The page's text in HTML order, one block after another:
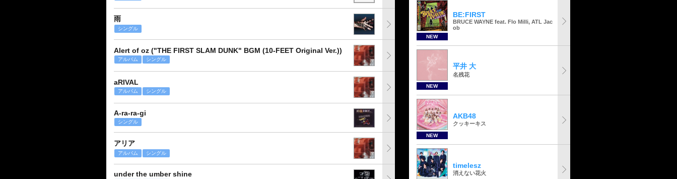
雨
シングル
Alert of oz ("THE FIRST SLAM DUNK" BGM (10-FEET Original Ver.))
アルバム シングル
aRIVAL
アルバム シングル
A-ra-ra-gi
シングル
アリア
アルバム シングル
under the umber shine
NEW
BE:FIRST
BRUCE WAYNE feat. Flo Milli, ATL Jac
ob
NEW
平井 大
名残花
NEW
AKB48
クッキーキス
timelesz
消えない花火